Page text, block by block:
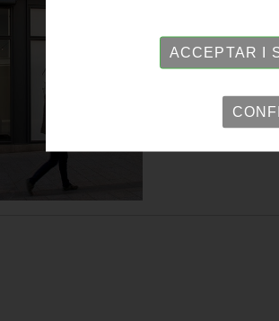
ACCEPTAR I